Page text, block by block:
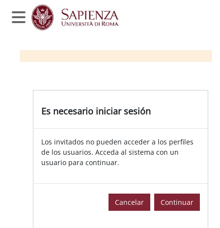
Salta al contenido principal
Panel lateral
Es necesario iniciar sesión
Los invitados no pueden acceder a los perfiles
de los usuarios. Acceda al sistema con un
usuario para continuar.
Cancelar Continuar